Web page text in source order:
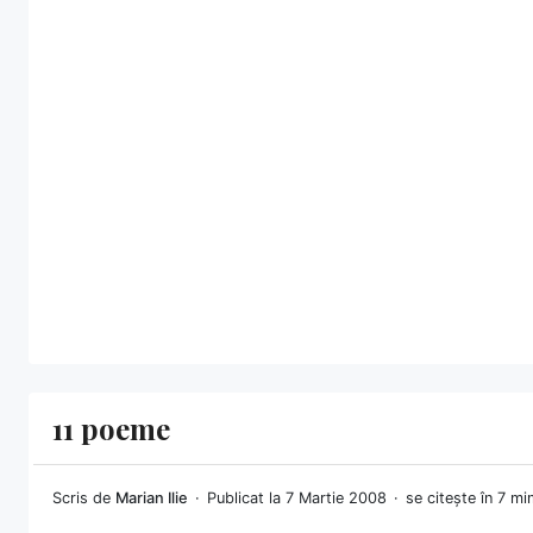
11 poeme
Scris de Marian Ilie Publicat la 7 Martie 2008 se citește în 7